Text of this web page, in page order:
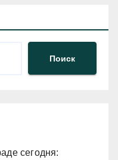
Поиск
сегодня: